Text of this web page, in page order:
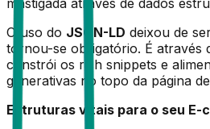
O uso do JSON-LD deixou de
tornou-se obrigatório. É através
constrói os rich snippets e
generativas no topo da página
Estruturas vitais para o seu E-